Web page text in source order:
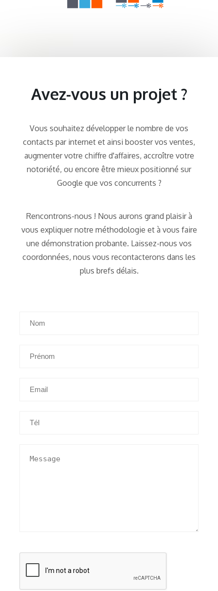
Avez-vous un projet ?
Vous souhaitez développer le nombre de vos
contacts par internet et ainsi booster vos ventes,
augmenter votre chiffre d'affaires, accroître votre
notoriété, ou encore être mieux positionné sur
Google que vos concurrents ?
Rencontrons-nous ! Nous aurons grand plaisir à
vous expliquer notre méthodologie et à vous faire
une démonstration probante. Laissez-nous vos
coordonnées, nous vous recontacterons dans les
plus brefs délais.